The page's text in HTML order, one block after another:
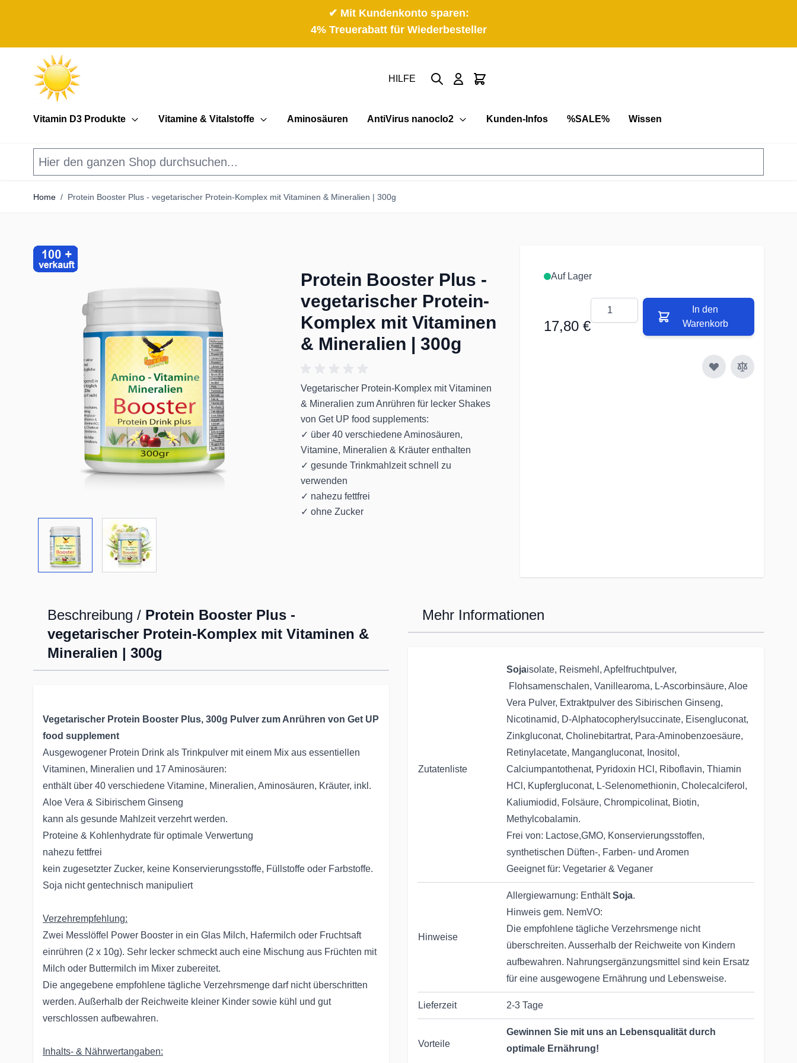
✔ Mit Kundenkonto sparen:
4% Treuerabatt für Wiederbesteller
Direkt zum Inhalt
Vitamin D3 Produkte Vitamine & Vitalstoffe Aminosäuren AntiVirus nanoclo2 Kunden-Infos %SALE% Wissen
HILFE Suche Cart
Home / Protein Booster Plus - vegetarischer Protein-Komplex mit Vitaminen & Mineralien | 300g
View larger imageView larger image
Protein Booster Plus -
vegetarischer Protein-
Komplex mit Vitaminen
& Mineralien | 300g
Vegetarischer Protein-Komplex mit Vitaminen
& Mineralien zum Anrühren für lecker Shakes
von Get UP food supplements:
✓ über 40 verschiedene Aminosäuren,
Vitamine, Mineralien & Kräuter enthalten
✓ gesunde Trinkmahlzeit schnell zu
verwenden
✓ nahezu fettfrei
✓ ohne Zucker
Auf Lager
17,80 €
Menge
In den
Warenkorb
Beschreibung / Protein Booster Plus -
vegetarischer Protein-Komplex mit Vitaminen &
Mineralien | 300g
Vegetarischer Protein Booster Plus, 300g Pulver zum Anrühren von Get UP
food supplement
Ausgewogener Protein Drink als Trinkpulver mit einem Mix aus essentiellen
Vitaminen, Mineralien und 17 Aminosäuren:
enthält über 40 verschiedene Vitamine, Mineralien, Aminosäuren, Kräuter, inkl.
Aloe Vera & Sibirischem Ginseng
kann als gesunde Mahlzeit verzehrt werden.
Proteine & Kohlenhydrate für optimale Verwertung
nahezu fettfrei
kein zugesetzter Zucker, keine Konservierungsstoffe, Füllstoffe oder Farbstoffe.
Soja nicht gentechnisch manipuliert
Verzehrempfehlung:
Zwei Messlöffel Power Booster in ein Glas Milch, Hafermilch oder Fruchtsaft
einrühren (2 x 10g). Sehr lecker schmeckt auch eine Mischung aus Früchten mit
Milch oder Buttermilch im Mixer zubereitet.
Die angegebene empfohlene tägliche Verzehrsmenge darf nicht überschritten
werden. Außerhalb der Reichweite kleiner Kinder sowie kühl und gut
verschlossen aufbewahren.
Inhalts- & Nährwertangaben:
Mehr Informationen
Zutatenliste
Sojaisolate, Reismehl, Apfelfruchtpulver,
Flohsamenschalen, Vanillearoma, L-Ascorbinsäure, Aloe
Vera Pulver, Extraktpulver des Sibirischen Ginseng,
Nicotinamid, D-Alphatocopherylsuccinate, Eisengluconat,
Zinkgluconat, Cholinebitartrat, Para-Aminobenzoesäure,
Retinylacetate, Mangangluconat, Inositol,
Calciumpantothenat, Pyridoxin HCl, Riboflavin, Thiamin
HCl, Kupfergluconat, L-Selenomethionin, Cholecalciferol,
Kaliumiodid, Folsäure, Chrompicolinat, Biotin,
Methylcobalamin.
Frei von: Lactose,GMO, Konservierungsstoffen,
synthetischen Düften-, Farben- und Aromen
Geeignet für: Vegetarier & Veganer
Hinweise
Allergiewarnung: EnthältSoja.
Hinweis gem. NemVO:
Die empfohlene tägliche Verzehrsmenge nicht
überschreiten. Ausserhalb der Reichweite von Kindern
aufbewahren. Nahrungsergänzungsmittel sind kein Ersatz
für eine ausgewogene Ernährung und Lebensweise.
Lieferzeit 2-3 Tage
Vorteile
Gewinnen Sie mit uns an Lebensqualität durch
optimale Ernährung!